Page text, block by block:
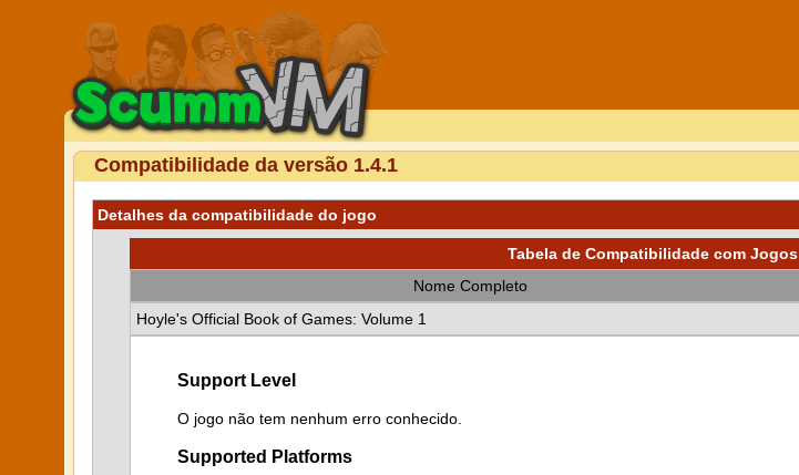
Compatibilidade da versão 1.4.1
Detalhes da compatibilidade do jogo
Tabela de Compatibilidade com Jogos
Nome Completo
Hoyle's Official Book of Games: Volume 1
Support Level
O jogo não tem nenhum erro conhecido.
Supported Platforms